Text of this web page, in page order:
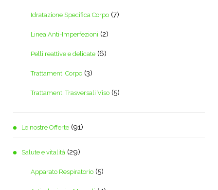
Idratazione Specifica Corpo (7)
Linea Anti-Imperfezioni (2)
Pelli reattive e delicate (6)
Trattamenti Corpo (3)
Trattamenti Trasversali Viso (5)
Le nostre Offerte (91)
Salute e vitalità (29)
Apparato Respiratorio (5)